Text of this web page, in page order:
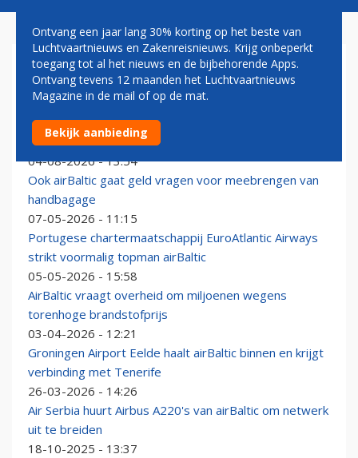
AIRBALTIC
Luchthaven Luik krijgt komende winter weer
passagiersvluchten naar zonbestemmingen
04-08-2026 - 13:54
Ook airBaltic gaat geld vragen voor meebrengen van
handbagage
07-05-2026 - 11:15
Portugese chartermaatschappij EuroAtlantic Airways
strikt voormalig topman airBaltic
05-05-2026 - 15:58
AirBaltic vraagt overheid om miljoenen wegens
torenhoge brandstofprijs
03-04-2026 - 12:21
Groningen Airport Eelde haalt airBaltic binnen en krijgt
verbinding met Tenerife
26-03-2026 - 14:26
Air Serbia huurt Airbus A220's van airBaltic om netwerk
uit te breiden
18-10-2025 - 13:37
Ontvang een jaar lang 30% korting op het beste van
Luchtvaartnieuws en Zakenreisnieuws. Krijg onbeperkt
toegang tot al het nieuws en de bijbehorende Apps.
Ontvang tevens 12 maanden het Luchtvaartnieuws
Magazine in de mail of op de mat.
Bekijk aanbieding